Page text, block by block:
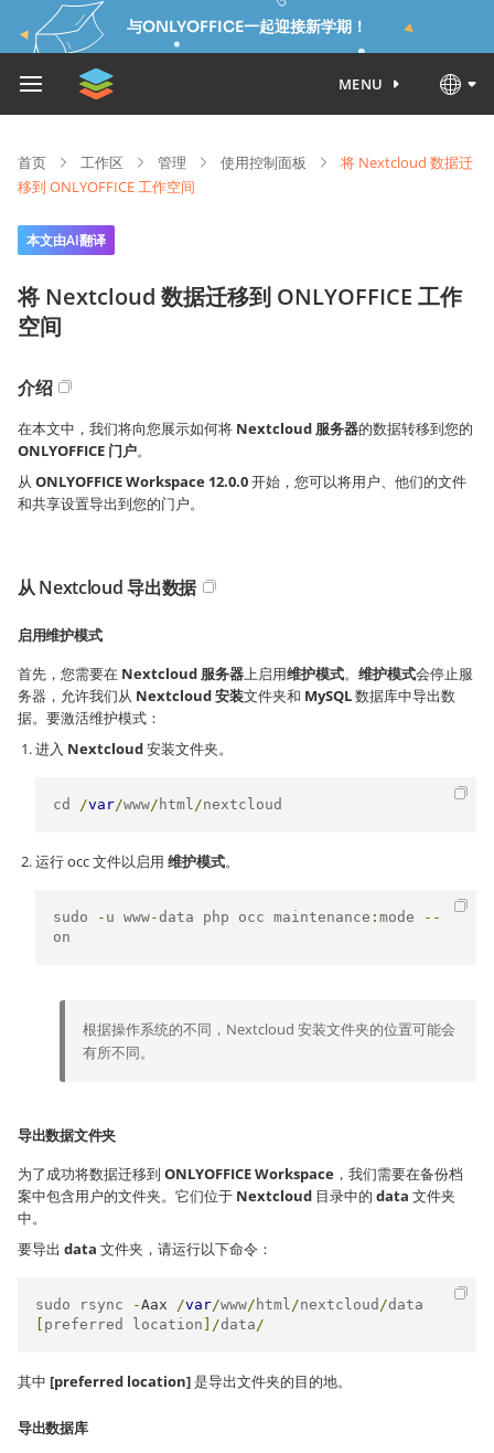
与ONLYOFFICE一起迎接新学期！
MENU
首页 工作区 管理 使用控制面板
将 Nextcloud 数据迁
移到 ONLYOFFICE 工作空间
本文由AI翻译
将 Nextcloud 数据迁移到 ONLYOFFICE 工作
空间
介绍
在本文中，我们将向您展示如何将 Nextcloud 服务器的数据转移到您的
ONLYOFFICE 门户。
从 ONLYOFFICE Workspace 12.0.0开始，您可以将用户、他们的文件
和共享设置导出到您的门户。
从 Nextcloud 导出数据
启用维护模式
首先，您需要在 Nextcloud 服务器上启用维护模式。 维护模式会停止服
务器，允许我们从 Nextcloud 安装文件夹和 MySQL数据库中导出数
据。要激活维护模式：
进入 Nextcloud安装文件夹。
cd /var/www/ html/nextcloud
运行 occ 文件以启用 维护模式。
sudo - u www-data php occ maintenance : mode
--
on
根据操作系统的不同，Nextcloud 安装文件夹的位置可能会
有所不同。
导出数据文件夹
为了成功将数据迁移到 ONLYOFFICE Workspace ，我们需要在备份档
案中包含用户的文件夹。它们位于 Nextcloud 目录中的 data 文件夹
中。
要导出 data 文件夹，请运行以下命令：
sudo rsync -Aax /var/www/ html/nextcloud /
preferred location ]/data/
其中 [preferred location]是导出文件夹的目的地。
导出数据库